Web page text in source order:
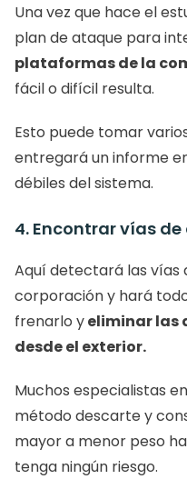
Una vez que hace el
plan de ataque para
plataformas de la
fácil o difícil resulta.
Esto puede tomar
entregará un informe
débiles del sistema.
4. Encontrar vías de
Aquí detectará las vías
corporación y hará
frenarlo y eliminar las
desde el exterior.
Muchos especialistas
método descarte y
mayor a menor peso
tenga ningún riesgo.